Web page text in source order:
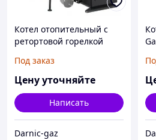
Котел отопительный с
ретортовой горелкой
16, 22, 28 kW
Под заказ
Цену уточняйте
Написать
Darnic-gaz